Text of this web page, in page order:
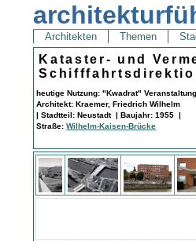
Architekten Themen
Kataster- und
heutige Nutzung: "Kwadrat"
Architekt: Kraemer, Friedrich Wilhelm
| Stadtteil: Neustadt | Baujahr: 1955 |
Straße:Wilhelm-Kaisen-Brücke